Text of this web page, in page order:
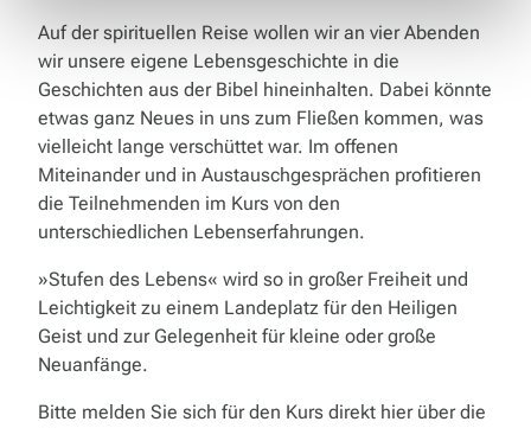
Auf der spirituellen Reise wollen wir an vier Abenden
wir unsere eigene Lebensgeschichte in die
Geschichten aus der Bibel hineinhalten. Dabei könnte
etwas ganz Neues in uns zum Fließen kommen, was
vielleicht lange verschüttet war. Im offenen
Miteinander und in Austauschgesprächen profitieren
die Teilnehmenden im Kurs von den
unterschiedlichen Lebenserfahrungen.
»Stufen des Lebens« wird so in großer Freiheit und
Leichtigkeit zu einem Landeplatz für den Heiligen
Geist und zur Gelegenheit für kleine oder große
Neuanfänge.
Bitte melden Sie sich für den Kurs direkt hier über die